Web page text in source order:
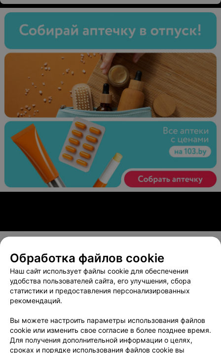
О проекте Новости проекта
Вакансии
Публичный договор
Способы оплаты
Публичный договор по использованию сервиса
Написать в поддержку
Связаться по вопросам сотрудничества
Обработка файлов cookie
Наш сайт использует файлы cookie для обеспечения
удобства пользователей сайта, его улучшения, сбора
статистики и предоставления персонализированных
рекомендаций.
Вы можете настроить параметры использования файлов
cookie или изменить свое согласие в более позднее время.
Для получения дополнительной информации о целях,
сроках и порядке использования файлов cookie вы